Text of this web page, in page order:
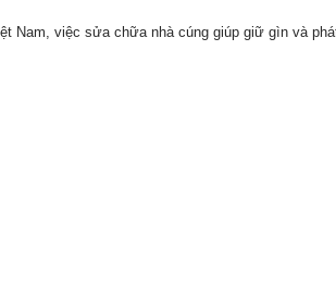
Nam, việc sửa chữa nhà cúng giúp giữ gìn và